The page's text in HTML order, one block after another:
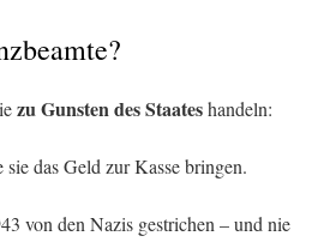
zu Gunsten des Staateshandeln:
das Geld zur Kasse bringen.
von den Nazis gestrichen – und nie